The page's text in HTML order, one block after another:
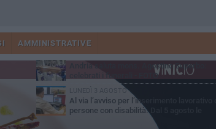
AMMINISTRATIVE
Scompare prematuramente l'avvocato
Beppe Tortora
MARTEDÌ 4 AGOSTO
Andria saluta mons. Agostino Superbo:
celebrati i funerali - FOTO
LUNEDÌ 3 AGOSTO
Al via l’avviso per l’inserimento lavorativo di
persone con disabilità. Dal 5 agosto le
domande